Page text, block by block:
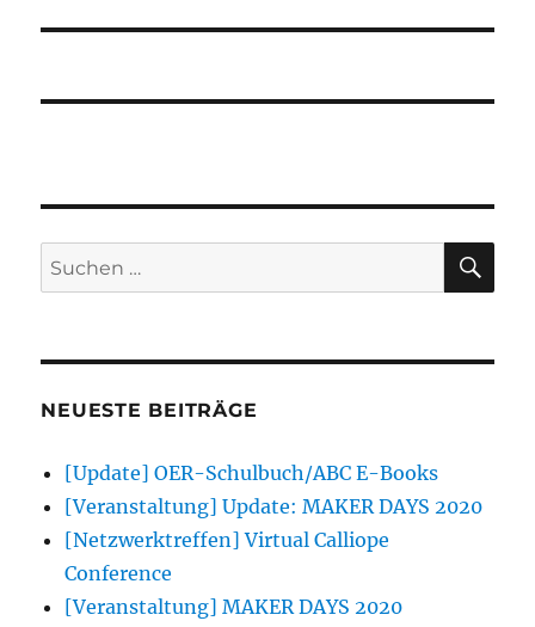
Suchen
nach:
NEUESTE BEITRÄGE
[Update] OER-Schulbuch/ABC E-Books
[Veranstaltung] Update: MAKER DAYS 2020
[Netzwerktreffen] Virtual Calliope
Conference
[Veranstaltung] MAKER DAYS 2020